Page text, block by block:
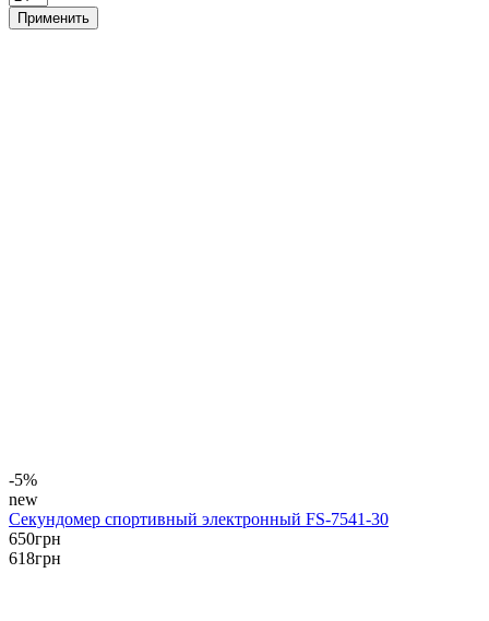
Применить
-5%
new
Секундомер спортивный электронный FS-7541-30
650грн
618грн